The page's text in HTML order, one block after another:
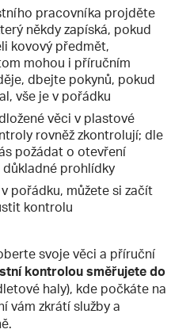
pracovníka projděte
někdy zapíská, pokud
kovový předmět,
mohou i příručním
dbejte pokynů, pokud
vše je v pořádku
věci v plastové
rovněž zkontrolují; dle
požádat o otevření
důkladné prohlídky
pořádku, můžete si začít
kontrolu
svoje věci a příruční
kontrolou směřujete do
haly), kde počkáte na
vám zkrátí služby a